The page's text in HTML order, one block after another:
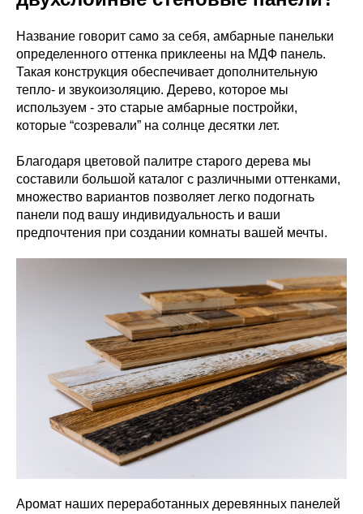
Название говорит само за себя, амбарные панельки
определенного оттенка приклеены на МДФ панель.
Такая конструкция обеспечивает дополнительную
тепло- и звукоизоляцию. Дерево, которое мы
используем - это старые амбарные постройки,
которые “созревали” на солнце десятки лет.
Благодаря цветовой палитре старого дерева мы
составили большой каталог с различными оттенками,
множество вариантов позволяет легко подогнать
панели под вашу индивидуальность и ваши
предпочтения при создании комнаты вашей мечты.
Аромат наших переработанных деревянных панелей